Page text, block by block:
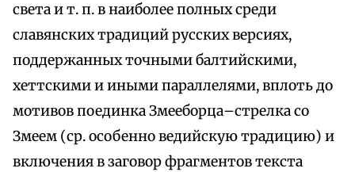
света и т. п. в наиболее полных среди
славянских традиций русских версиях,
поддержанных точными балтийскими,
хеттскими и иными параллелями, вплоть до
мотивов поединка Змееборца–стрелка со
Змеем (ср. особенно ведийскую традицию) и
включения в заговор фрагментов текста